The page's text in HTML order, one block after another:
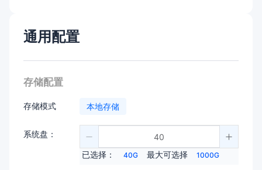
通用配置
存储配置
存储模式 本地存储
系统盘：
已选择： 40G 最大可选择 1000G